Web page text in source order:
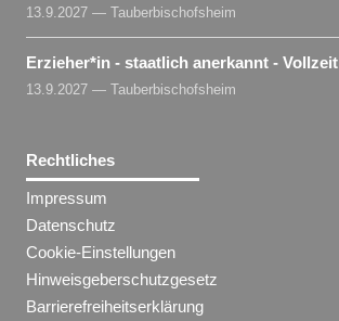
13.9.2027 — Tauberbischofsheim
Erzieher​*in - staatlich anerkannt - Vollzeit
13.9.2027 — Tauberbischofsheim
Rechtliches
Impressum
Datenschutz
Cookie-Einstellungen
Hinweisgeberschutzgesetz
Barrierefreiheitserklärung